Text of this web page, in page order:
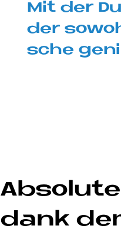
Mit der
der
sche
dank